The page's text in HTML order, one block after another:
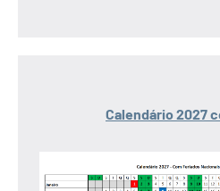
Calendário 2027